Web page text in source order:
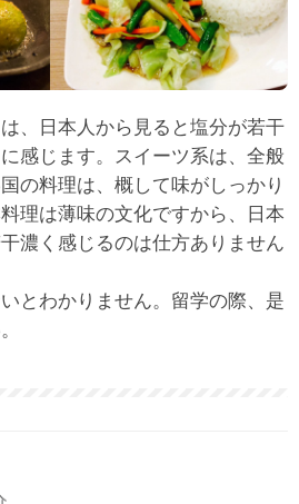
、日本人から見ると塩分が若干
感じます。スイーツ系は、全般
の料理は、概して味がしっかり
理は薄味の文化ですから、日本
濃く感じるのは仕方ありません
とわかりません。留学の際、是